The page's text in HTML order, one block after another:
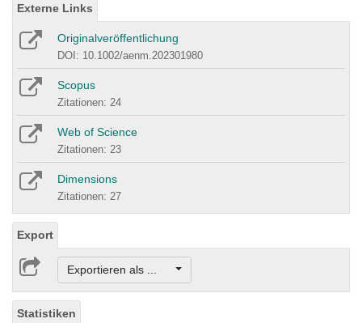
Externe Links
Originalveröffentlichung
DOI: 10.1002/aenm.202301980
Scopus
Zitationen: 24
Web of Science
Zitationen: 23
Dimensions
Zitationen: 27
Export
Exportieren als ...
Statistiken